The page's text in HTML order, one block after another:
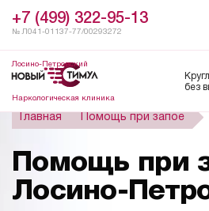
+7 (499) 322-95-13
№ Л041-01137-77/00293272
Лосино-Петровский
Наркологическая клиника
без
Главная Помощь при запое
Помощь при
Лосино-